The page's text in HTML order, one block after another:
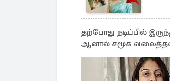
தற்போது நடிப்பில்
ஆனால் சமூக வலைத்தள